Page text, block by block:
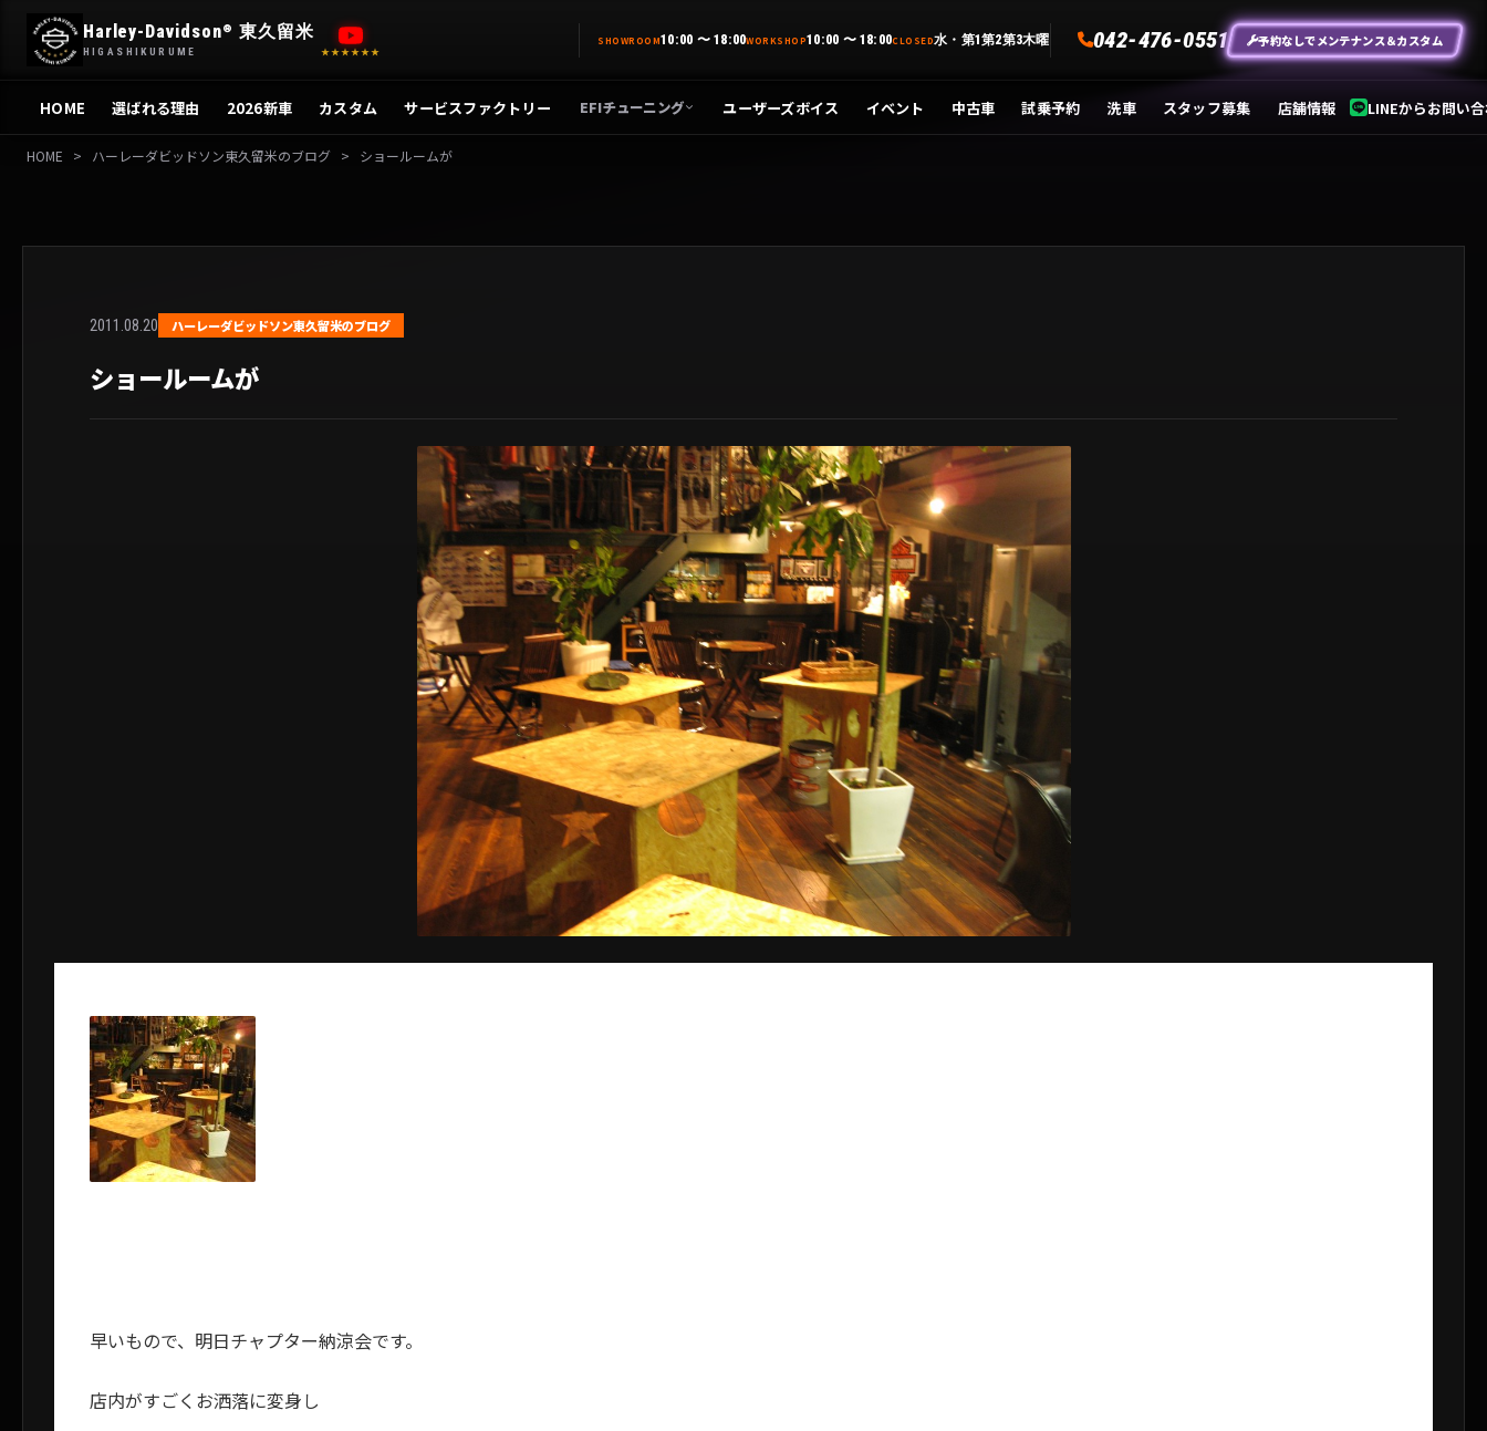
Harley-Davidson® 東久留米
HIGASHIKURUME ★★★★★★
SHOWROOM10:00 〜 18:00WORKSHOP10:00 〜 18:00CLOSED水・第1第2第3木曜 042-476-0551 予約なしでメンテナンス＆カスタム
HOME 選ばれる理由 2026新車 カスタム サービスファクトリー EFIチューニング ユーザーズボイス イベント 中古車 試乗予約 洗車 スタッフ募集 店舗情報 LINEからお問い
HOME > ハーレーダビッドソン東久留米のブログ > ショールームが
2011.08.20 ハーレーダビッドソン東久留米のブログ
ショールームが
早いもので、明日チャプター納涼会です。
店内がすごくお洒落に変身し